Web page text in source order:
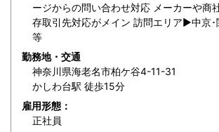
ージからの問い合わせ対応 メーカーや商
存取引先対応がメイン 訪問エリア▶︎中京･
等
勤務地・交通
神奈川県海老名市柏ケ谷4-11-31
かしわ台駅 徒歩15分
雇用形態：
正社員